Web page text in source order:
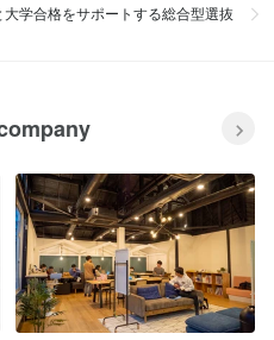
学合格をサポートする総合型選抜